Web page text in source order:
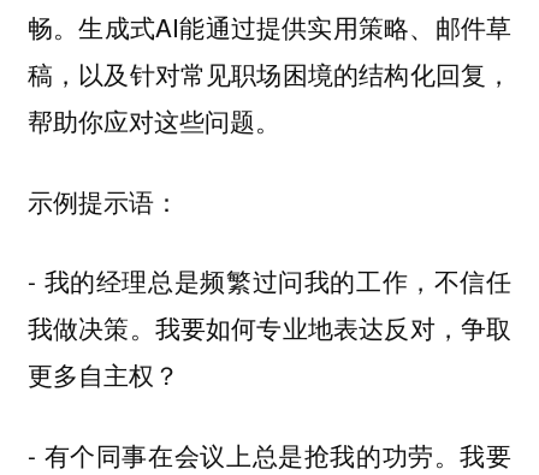
畅。生成式AI能通过提供实用策略、邮件草
稿，以及针对常见职场困境的结构化回复，
帮助你应对这些问题。
示例提示语：
- 我的经理总是频繁过问我的工作，不信任
我做决策。我要如何专业地表达反对，争取
更多自主权？
- 有个同事在会议上总是抢我的功劳。我要